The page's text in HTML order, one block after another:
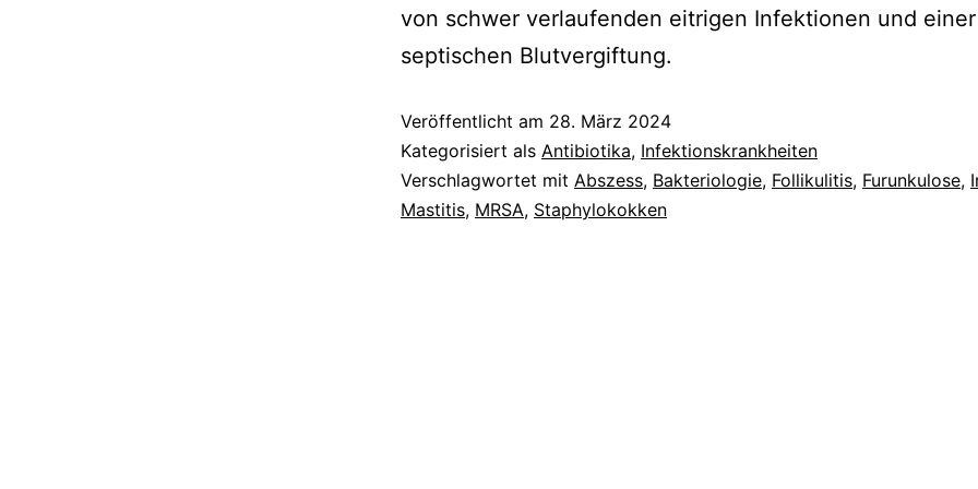
von schwer verlaufenden eitrigen Infektionen und einer
septischen Blutvergiftung.
Veröffentlicht am 28. März 2024
Kategorisiert als Antibiotika, Infektionskrankheiten
Verschlagwortet mit Abszess, Bakteriologie, Follikulitis, Furunkulose,
Mastitis, MRSA, Staphylokokken